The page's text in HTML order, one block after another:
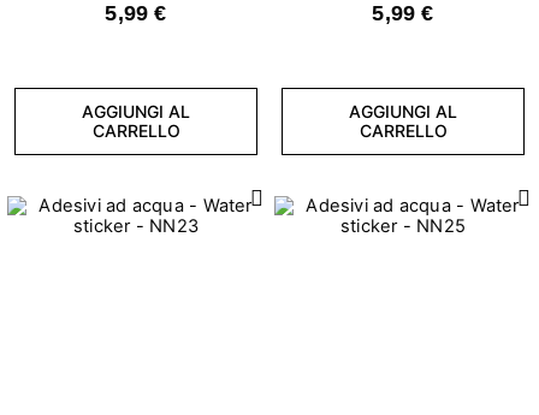
5,99 €
AGGIUNGI AL
CARRELLO
5,99 €
AGGIUNGI AL
CARRELLO